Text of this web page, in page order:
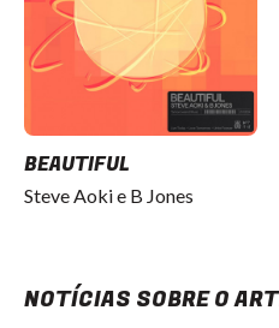
BEAUTIFUL
Steve Aoki e B Jones
NOTÍCIAS SOBRE O